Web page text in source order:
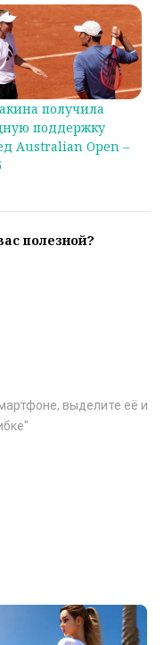
получила
поддержку
Australian Open –
полезной?
выделите её и